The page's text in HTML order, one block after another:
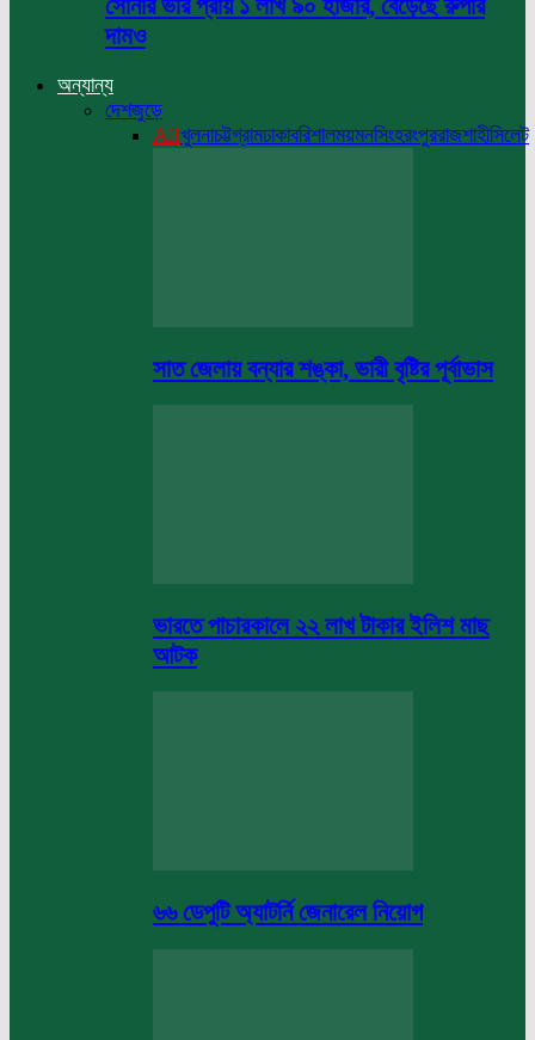
সোনার ভরি প্রায় ১ লাখ ৯০ হাজার, বেড়েছে রুপার
দামও
অন্যান্য
দেশজুড়ে
Allখুলনাচট্টগ্রামঢাকাবরিশালময়মনসিংহরংপুররাজশাহীসিলেট
সাত জেলায় বন্যার শঙ্কা, ভারী বৃষ্টির পূর্বাভাস
ভারতে পাচারকালে ২২ লাখ টাকার ইলিশ মাছ
আটক
৬৬ ডেপুটি অ্যাটর্নি জেনারেল নিয়োগ